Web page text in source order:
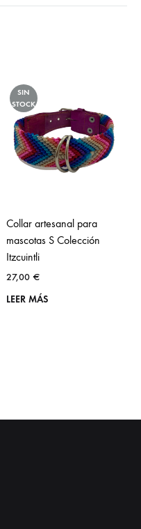
SIN
STOCK
Collar artesanal para
mascotas S Colección
Itzcuintli
27,00 €
LEER MÁS